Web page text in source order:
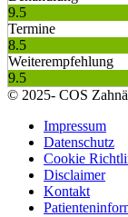
9.5
Termine
8.5
Weiterempfehlung
9.5
© 2025- COS
Impressum
Datenschutz
Cookie
Disclaimer
Kontakt